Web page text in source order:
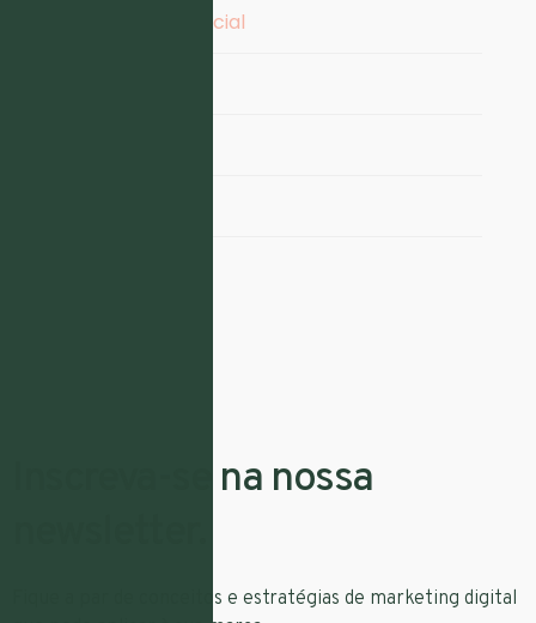
Inteligência Artificial
Inscreva-se na nossa
Fique a par de conceitos e estratégias de marketing digital